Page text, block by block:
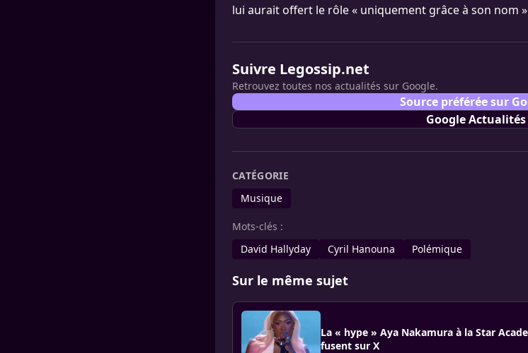
lui aurait offert le rôle « uniquement grâce à son nom
Suivre Legossip.net
Retrouvez toutes nos actualités sur Google.
Source préférée sur
Google Actualités
CATÉGORIE
Musique
Mots-clés :
David Hallyday
Cyril Hanouna Polémique
Sur le même sujet
La « hype » Aya Nakamura à la Star
fusent sur X